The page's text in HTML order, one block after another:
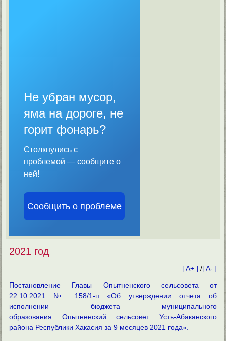
Не убран мусор,
яма на дороге, не
горит фонарь?
Столкнулись с
проблемой — сообщите о
ней!
Сообщить о проблеме
2021 год
[ A+ ] /[ A- ]
Постановление Главы Опытненского сельсовета от
22.10.2021 № 158/1-п «Об утверждении отчета об
исполнении бюджета муниципального
образования Опытненский сельсовет Усть-Абаканского
района Республики Хакасия за 9 месяцев 2021 года».